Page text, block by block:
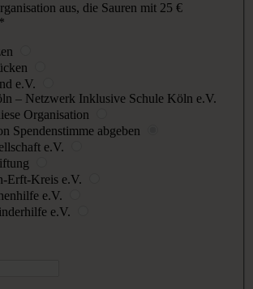
aus, die Sauren mit 25 €
*
e.V.
– Netzwerk Inklusive Schule Köln e.V.
Organisation
Spendenstimme abgeben
e.V.
Erft-Kreis e.V.
e.V.
e.V.